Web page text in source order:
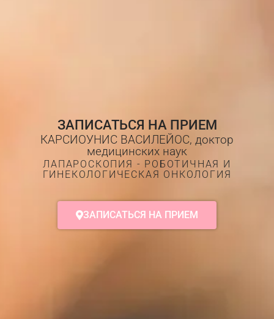
ЗАПИСАТЬСЯ НА ПРИЕМ
КАРСИОУНИС ВАСИЛЕЙОС, доктор
медицинских наук
ЛАПАРОСКОПИЯ - РОБОТИЧНАЯ И
ГИНЕКОЛОГИЧЕСКАЯ ОНКОЛОГИЯ
ЗАПИСАТЬСЯ НА ПРИЕМ